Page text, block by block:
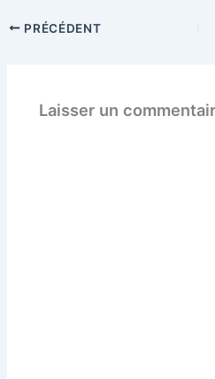
PRÉCÉDENT
Laisser un